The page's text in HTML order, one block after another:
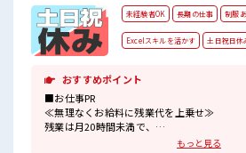
未経験者OK 長期の仕事 制服
Excelスキルを活かす 土日祝日休
おすすめポイント
■お仕事PR
≪無理なくお給料に残業代を上乗せ≫
残業は月20時間未満で、
もっと見る